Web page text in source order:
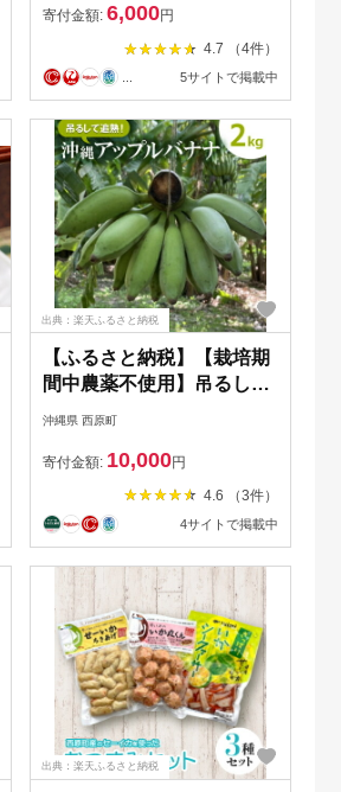
【1663128】
寄付金額: 6,000円
4.7 （4件）
5サイトで掲載中
出典：楽天ふるさと納税
【ふるさと納税】【栽培期
間中農薬不使用】吊るして
追熟!飾れる沖縄アップルバ
沖縄県 西原町
寄付金額: 10,000円
4.6 （3件）
4サイトで掲載中
出典：楽天ふるさと納税